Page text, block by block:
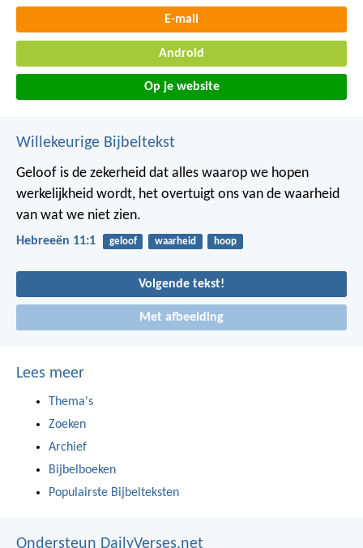
E-mail
Android
Op je website
Willekeurige Bijbeltekst
Geloof is de zekerheid dat alles waarop we hopen
werkelijkheid wordt, het overtuigt ons van de waarheid
van wat we niet zien.
Hebreeën 11:1 geloof waarheid hoop
Volgende tekst!
Met afbeelding
Lees meer
Thema's
Zoeken
Archief
Bijbelboeken
Populairste Bijbelteksten
Ondersteun DailyVerses.net